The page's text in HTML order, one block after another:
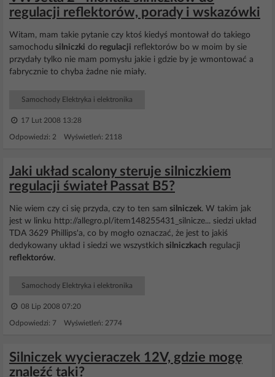
regulacji reflektorów, porady i wskazówki
Witam, mam takie pytanie czy ktoś kiedyś montował do takiego
samochodu silniczki do regulacji reflektorów bo w moim by sie
przydały tylko nie mam pomysłu jakie i gdzie by je wmontować a
fabrycznie to chyba żadne nie miały.
Samochody Elektryka i elektronika
17 Lut 2008 13:28
Odpowiedzi: 2 Wyświetleń: 2118
Jaki układ scalony steruje silniczkiem
regulacji świateł Passat B5?
Nie wiem czy ci się przyda, czy to ten sam silniczek. W takim jak
jest w linku http://allegro.pl/item148255431_silnicze... siedzi układ
TDA 3629 Phillips'a, co by mogło oznaczać, że jest to jakiś
dedykowany układ i siedzi we wszystkich silniczkach regulacji
reflektorów.
Samochody Elektryka i elektronika
08 Lip 2008 07:20
Odpowiedzi: 7 Wyświetleń: 2774
Silniczek wycieraczek 12V, gdzie mogę
znaleźć taki?